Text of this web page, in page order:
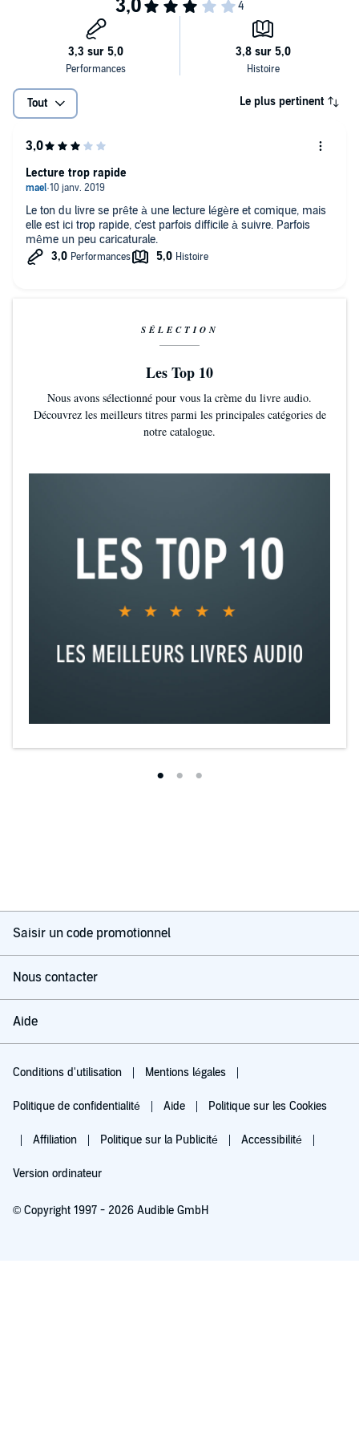
Tout Le plus pertinent
Le ton du livre se prête à une lecture légère et comique, mais
elle est ici trop rapide, c'est parfois difficile à suivre. Parfois
même un peu caricaturale.
Lecture trop rapide
SÉLECTION
Les Top 10
Nous avons sélectionné pour vous la crème du livre audio.
Découvrez les meilleurs titres parmi les principales catégories de
notre catalogue.
Saisir un code promotionnel
Nous contacter
Aide
Conditions d'utilisation Mentions légales
Politique de confidentialité Aide Politique sur les Cookies
Affiliation Politique sur la Publicité Accessibilité
Version ordinateur
© Copyright 1997 - 2026 Audible GmbH